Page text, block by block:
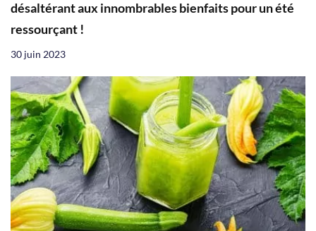
désaltérant aux innombrables bienfaits pour un été
ressourçant !
30 juin 2023